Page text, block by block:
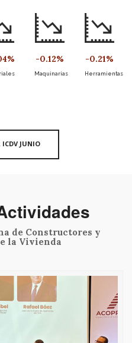
% -0.12%
Maquinarias
-0.21%
Herramientas
ICDV JUNIO
de Constructores y
la Vivienda